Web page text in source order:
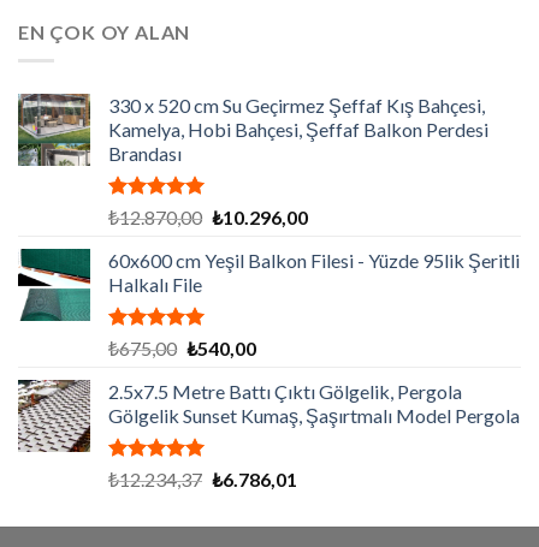
EN ÇOK OY ALAN
330 x 520 cm Su Geçirmez Şeffaf Kış Bahçesi,
Kamelya, Hobi Bahçesi, Şeffaf Balkon Perdesi
Brandası
5 üzerinden
aldı
₺12.870,00 Orijinal
₺12.870,00.
₺10.296,00Şu
fiyat:
60x600 cm Yeşil Balkon Filesi - Yüzde 95lik Şeritli
Halkalı File
5 üzerinden
oy
aldı
₺675,00 Orijinal
₺675,00.
₺540,00Şu
fiyat:
₺540,00.
2.5x7.5 Metre Battı Çıktı Gölgelik, Pergola
Gölgelik Sunset Kumaş, Şaşırtmalı Model Pergola
5 üzerinden
₺12.234,37 Orijinal
₺12.234,37.
₺6.786,01
fiyat: